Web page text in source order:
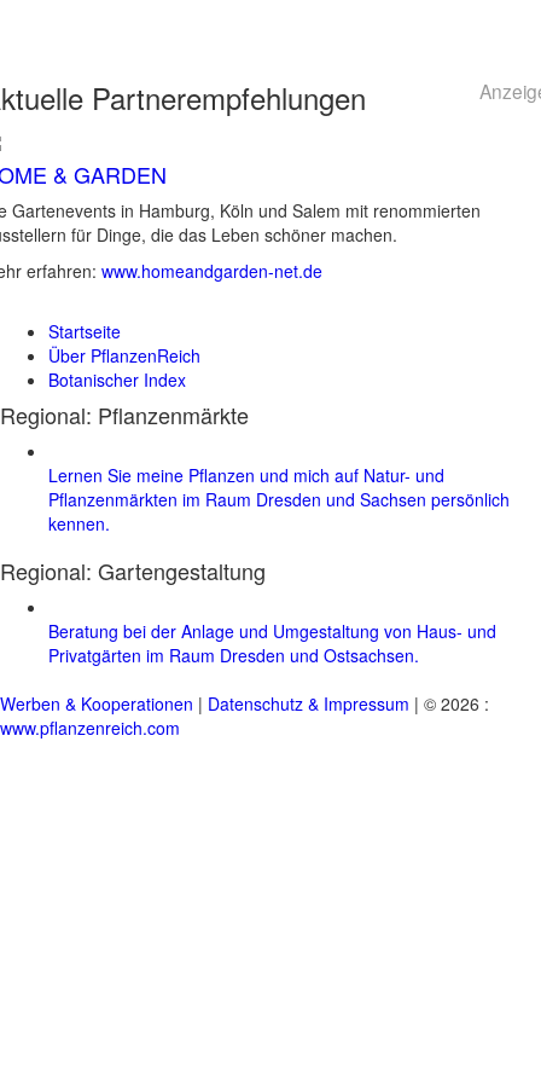
Partnerempfehlungen
& GARDEN
Gartenevents in Hamburg, Köln und Salem mit renommierten
für Dinge, die das Leben schöner machen.
erfahren: www.homeandgarden-net.de
Startseite
Über PflanzenReich
Botanischer Index
Regional: Pflanzenmärkte
Lernen Sie meine Pflanzen und mich auf Natur- und
Pflanzenmärkten im Raum Dresden und Sachsen persönlich
kennen.
Regional: Gartengestaltung
Beratung bei der Anlage und Umgestaltung von Haus- und
Privatgärten im Raum Dresden und Ostsachsen.
Werben & Kooperationen | Datenschutz & Impressum | © 2026 :
www.pflanzenreich.com